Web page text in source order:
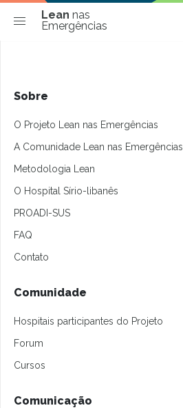
Lean nas
Emergências
Sobre
O Projeto Lean nas Emergências
A Comunidade Lean nas Emergências
Metodologia Lean
O Hospital Sírio-libanês
PROADI-SUS
FAQ
Contato
Comunidade
Hospitais participantes do Projeto
Forum
Cursos
Comunicação